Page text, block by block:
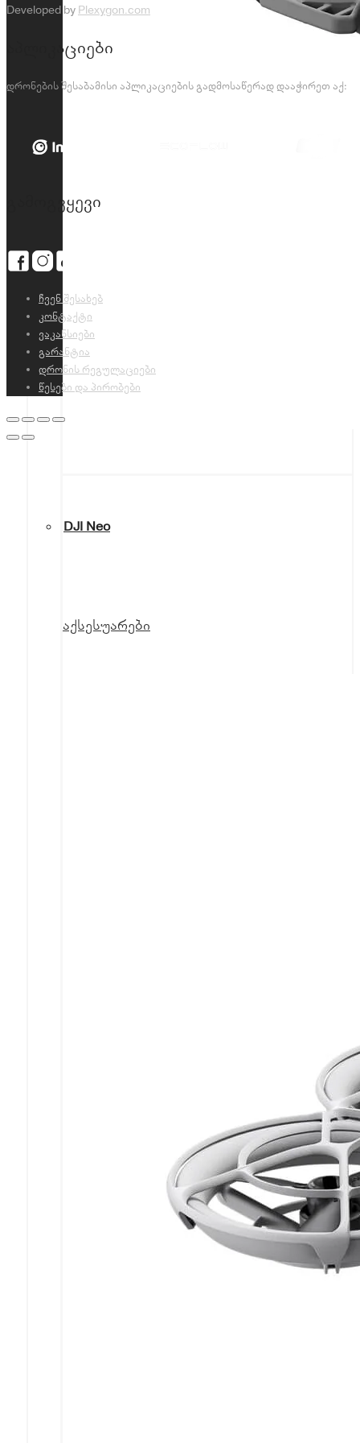
DJI Neo
აქსესუარები
Developed by Plexygon.com
აპლიკაციები
დრონების შესაბამისი აპლიკაციების გადმოსაწერად დააჭირეთ აქ:
გამოგვყევი
ჩვენ შესახებ
კონტაქტი
ვაკანსიები
გარანტია
დრონის რეგულაციები
წესები და პირობები